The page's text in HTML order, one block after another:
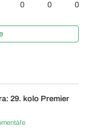
0 0 0
29. kolo Premier